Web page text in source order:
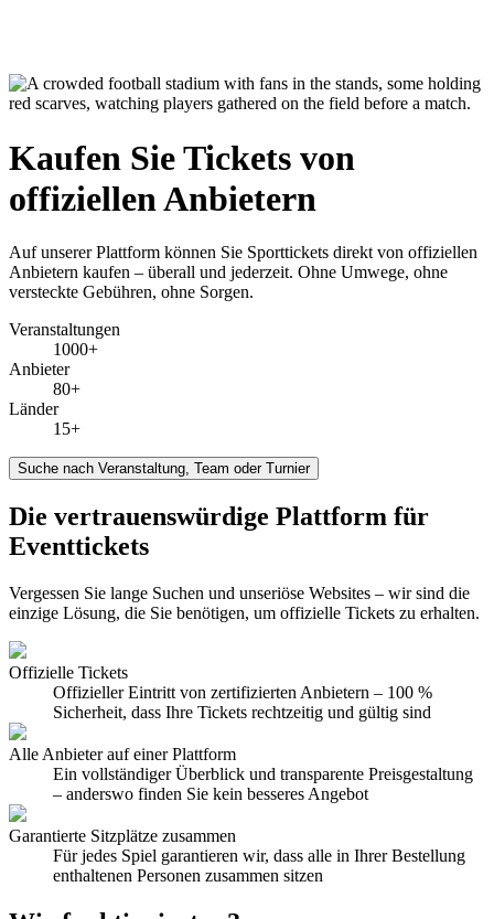
Kaufen Sie Tickets von
offiziellen Anbietern
Auf unserer Plattform können Sie Sporttickets direkt von offiziellen
Anbietern kaufen – überall und jederzeit. Ohne Umwege, ohne
versteckte Gebühren, ohne Sorgen.
Veranstaltungen
1000+
Anbieter
80+
Länder
15+
Suche nach Veranstaltung, Team oder Turnier
Die vertrauenswürdige Plattform für
Eventtickets
Vergessen Sie lange Suchen und unseriöse Websites – wir sind die
einzige Lösung, die Sie benötigen, um offizielle Tickets zu erhalten.
Offizielle Tickets
Offizieller Eintritt von zertifizierten Anbietern – 100 %
Sicherheit, dass Ihre Tickets rechtzeitig und gültig sind
Alle Anbieter auf einer Plattform
Ein vollständiger Überblick und transparente Preisgestaltung
– anderswo finden Sie kein besseres Angebot
Garantierte Sitzplätze zusammen
Für jedes Spiel garantieren wir, dass alle in Ihrer Bestellung
enthaltenen Personen zusammen sitzen